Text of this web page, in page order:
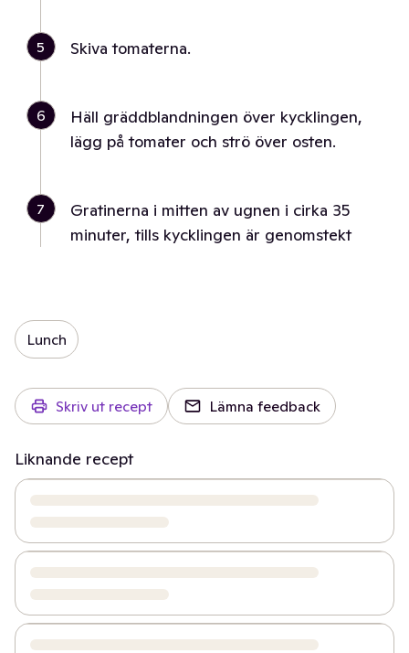
5 Skiva tomaterna.
6
Häll gräddblandningen över kycklingen,
lägg på tomater och strö över osten.
7
Gratinerna i mitten av ugnen i cirka 35
minuter, tills kycklingen är genomstekt
Lunch
Skriv ut recept Lämna feedback
Liknande recept